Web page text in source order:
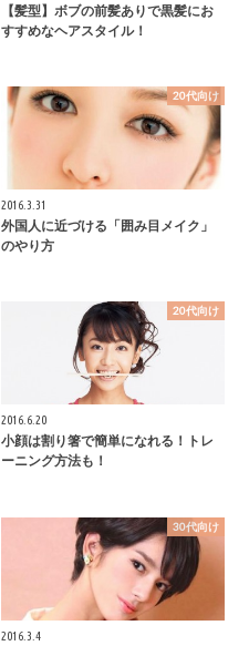
【髪型】ボブの前髪ありで黒髪にお
すすめなヘアスタイル！
20代向け
2016.3.31
外国人に近づける「囲み目メイク」
のやり方
20代向け
2016.6.20
小顔は割り箸で簡単になれる！トレ
ーニング方法も！
30代向け
2016.3.4